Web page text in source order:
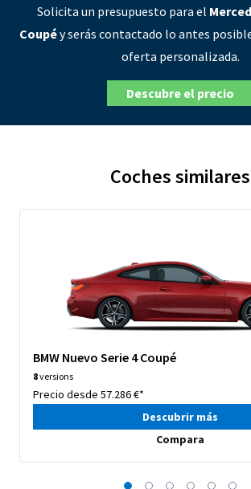
Solicita un presupuesto para el
Coupéy serás contactado lo antes
oferta personalizada.
Descubre el precio
Coches similares
BMW Nuevo Serie 4 Coupé
8versions
Precio desde 57.286 €*
Descubrir más
Compara